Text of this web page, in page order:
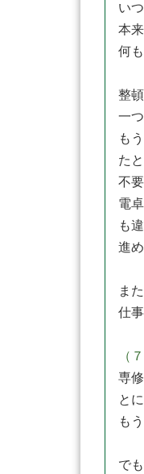
い
本
何
整
一
も
た
不
電
も
進
ま
仕
（
専
と
も
で